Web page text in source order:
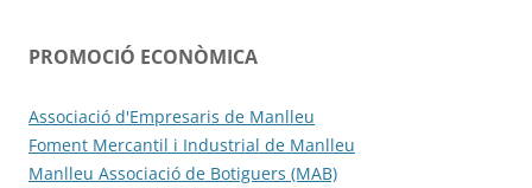
PROMOCIÓ ECONÒMICA
Associació d'Empresaris de Manlleu
Foment Mercantil i Industrial de Manlleu
Manlleu Associació de Botiguers (MAB)